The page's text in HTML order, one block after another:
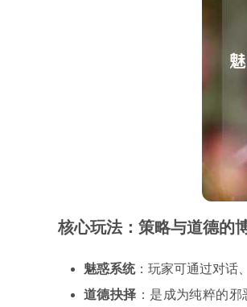
核心玩法：策略与道德的
魅惑系统：玩家可通过对话
道德抉择 ：是成为纯粹的